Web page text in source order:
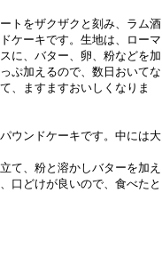
をザクザクと刻み、ラム酒
ケーキです。生地は、ローマ
に、バター、卵、粉などを加
ぷ加えるので、数日おいてな
、ますますおいしくなりま
ンドケーキです。中には大
て、粉と溶かしバターを加え
口どけが良いので、食べたと
。